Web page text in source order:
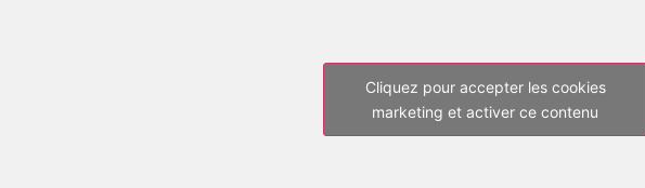
Cliquez pour accepter les cookies
marketing et activer ce contenu